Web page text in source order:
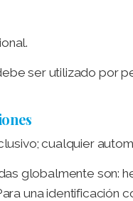
ser utilizado por
cualquier
globalmente son:
una identificación